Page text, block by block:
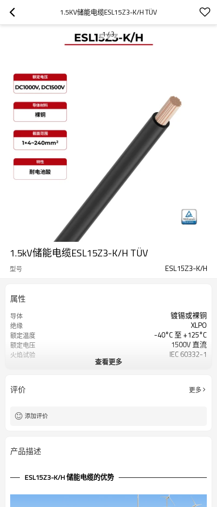
1.5KV储能电缆ESL15Z3-K/H TÜV
1/3
1.5kV储能电缆ESL15Z3-K/H TÜV
型号 ESL15Z3-K/H
属性
导体 镀锡或裸铜
绝缘 XLPO
额定温度 -40°C 至 +125°C
额定电压 1500V 直流
火焰试验 IEC 60332-1
查看更多
评价 更多
添加评价
产品描述
ESL15Z3-K/H 储能电缆的优势